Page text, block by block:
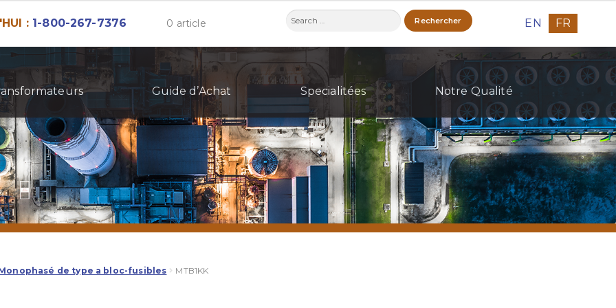
: 1-800-267-7376 0 article
Rechercher : EN FR
Guide d’Achat Specialitées Notre Qualité
de type a bloc-fusibles MTB1KK